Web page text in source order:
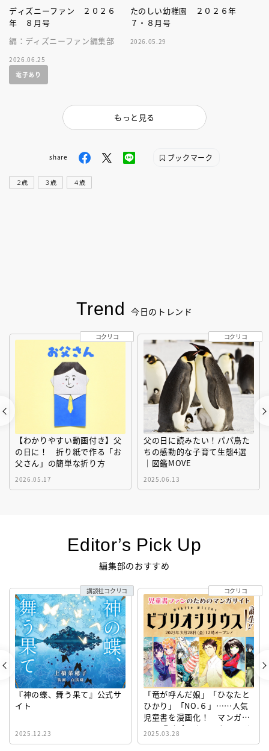
ディズニーファン ２０２６
年 ８月号
編：ディズニーファン編集部
2026.06.25
電子あり
たのしい幼稚園 ２０２６年
７・８月号
2026.05.29
もっと見る
share ブックマーク
２歳 ３歳 ４歳
Trend 今日のトレンド
【わかりやすい動画付き】父
の日に！ 折り紙で作る「お
父さん」の簡単な折り方
2026.05.17
コクリコ
父の日に読みたい！パパ鳥た
ちの感動的な子育て生態4選
｜図鑑MOVE
2025.06.13
コクリコ
Editor’s Pick Up
編集部のおすすめ
『神の蝶、舞う果て』公式サ
イト
2025.12.23
講談社コクリコ
「竜が呼んだ娘」「ひなたと
ひかり」「NO.６」……人気
児童書を漫画化！ マンガサ
イト『ビブリオシリウス』誕
生！
2025.03.28
コクリコ